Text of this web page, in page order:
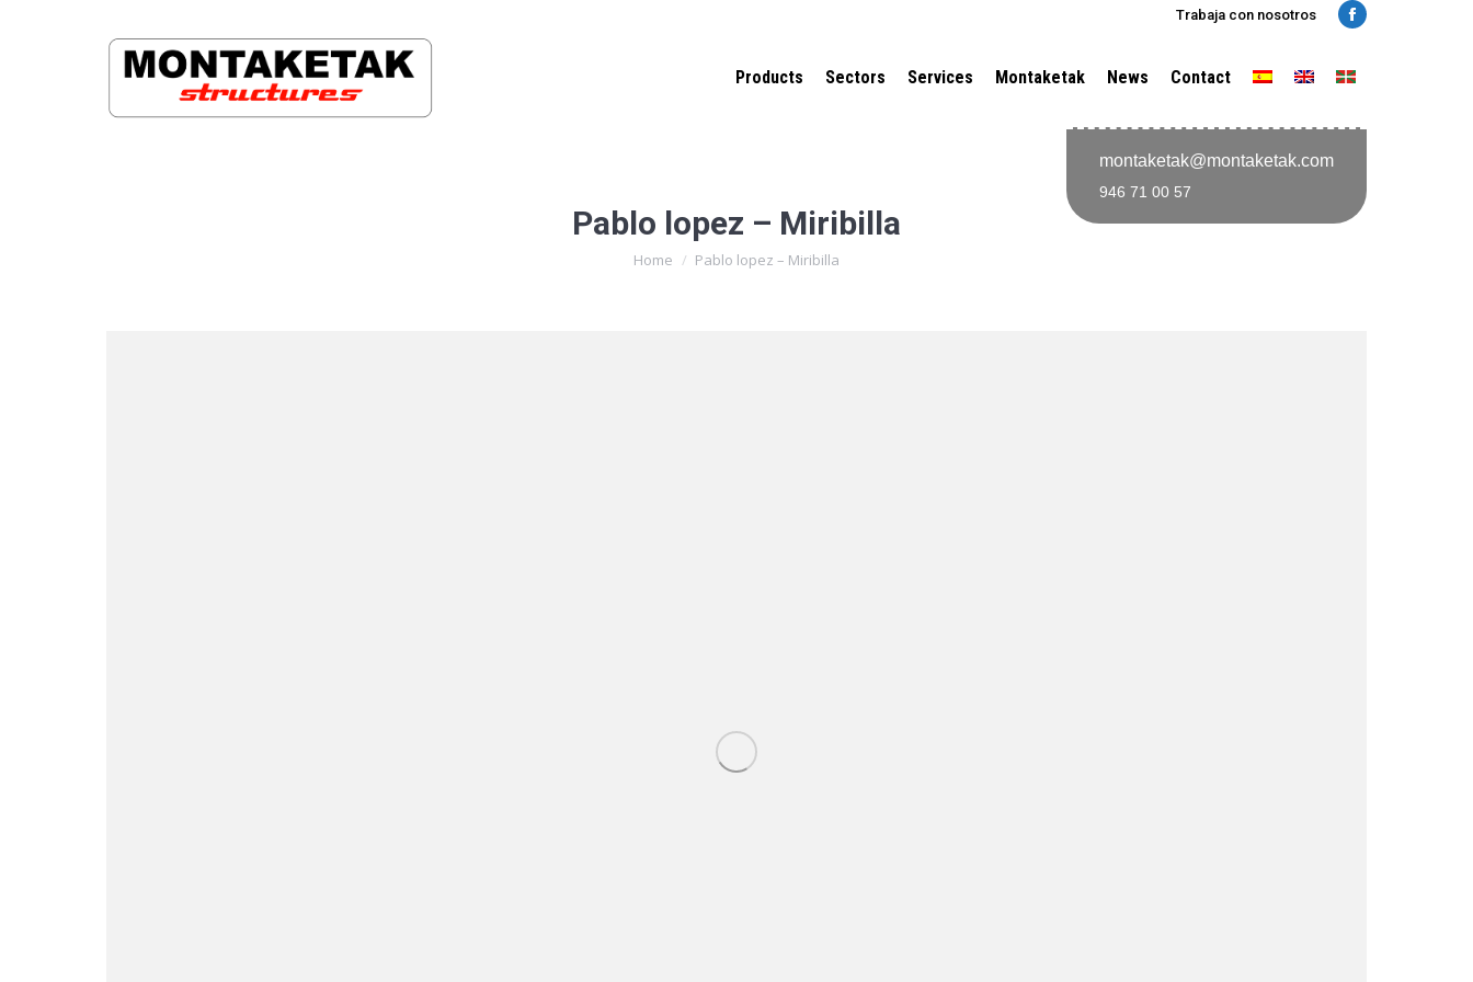
Trabaja con nosotros Facebook
Products Sectors Services Montaketak News Contact
montaketak@montaketak.com
946 71 00 57
Pablo lopez – Miribilla
You are here:
Home Pablo lopez – Miribilla